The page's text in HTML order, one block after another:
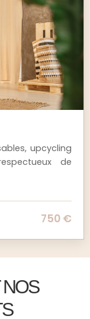
upcycling
de
750 €